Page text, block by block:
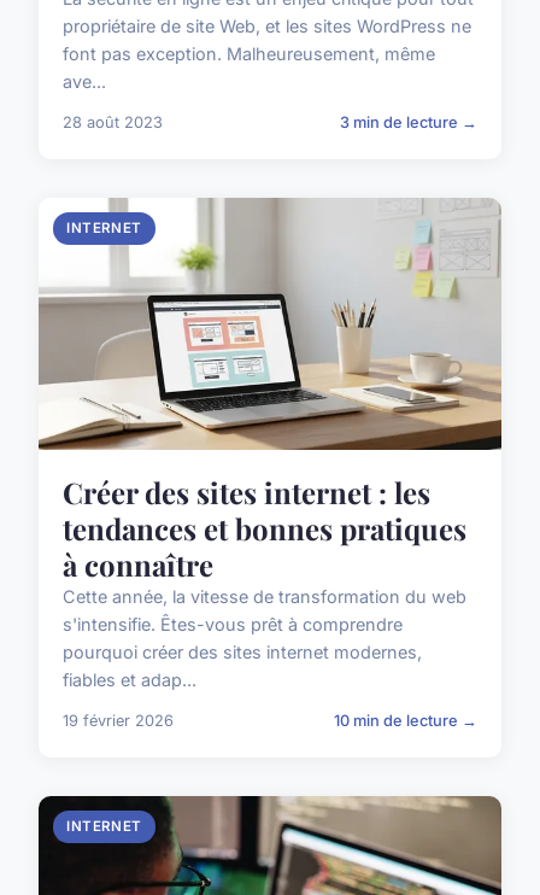
propriétaire de site Web, et les sites WordPress ne
font pas exception. Malheureusement, même
ave...
28 août 2023 3 min de lecture →
INTERNET
Créer des sites internet : les
tendances et bonnes pratiques
à connaître
Cette année, la vitesse de transformation du web
s'intensifie. Êtes-vous prêt à comprendre
pourquoi créer des sites internet modernes,
fiables et adap...
19 février 2026 10 min de lecture →
INTERNET